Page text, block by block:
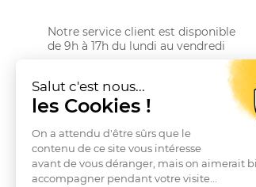
Notre service client est disponible
de 9h à 17h du lundi au vendredi
Email serviceclient@manbow.fr
Téléphone01 78 35 10 20
Conditions générales des promotions
Conditions générales de vente
Questions fréquentes